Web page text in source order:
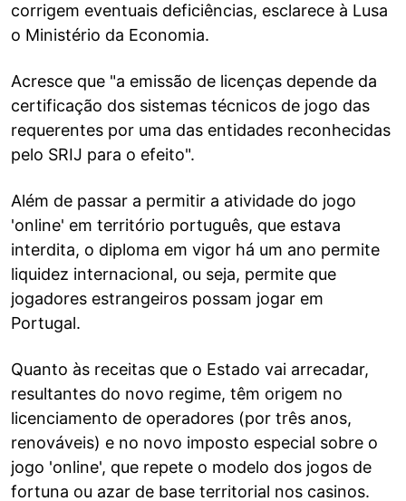
corrigem eventuais deficiências, esclarece à Lusa
o Ministério da Economia.
Acresce que "a emissão de licenças depende da
certificação dos sistemas técnicos de jogo das
requerentes por uma das entidades reconhecidas
pelo SRIJ para o efeito".
Além de passar a permitir a atividade do jogo
'online' em território português, que estava
interdita, o diploma em vigor há um ano permite
liquidez internacional, ou seja, permite que
jogadores estrangeiros possam jogar em
Portugal.
Quanto às receitas que o Estado vai arrecadar,
resultantes do novo regime, têm origem no
licenciamento de operadores (por três anos,
renováveis) e no novo imposto especial sobre o
jogo 'online', que repete o modelo dos jogos de
fortuna ou azar de base territorial nos casinos.